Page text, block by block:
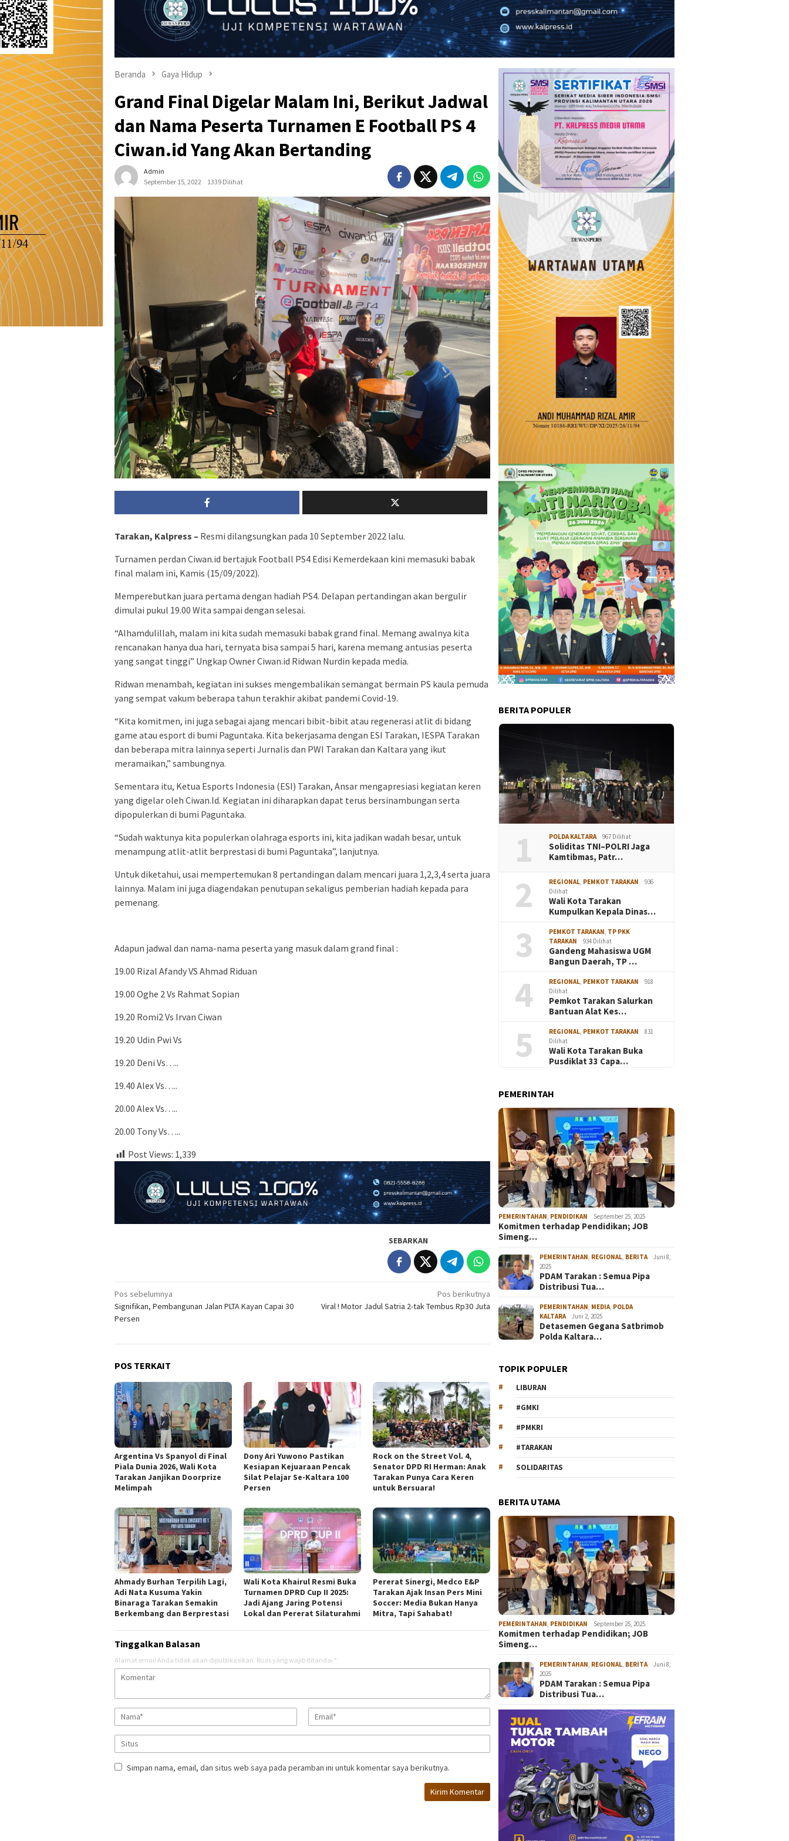
Beranda Gaya Hidup
Grand Final Digelar Malam Ini, Berikut Jadwal
dan Nama Peserta Turnamen E Football PS 4
Ciwan.id Yang Akan Bertanding
Admin
September 15, 2022
1339 Dilihat
Tarakan, Kalpress – Resmi dilangsungkan pada 10 September 2022 lalu.
Turnamen perdan Ciwan.id bertajuk Football PS4 Edisi Kemerdekaan kini memasuki babak
final malam ini, Kamis (15/09/2022).
Memperebutkan juara pertama dengan hadiah PS4. Delapan pertandingan akan bergulir
dimulai pukul 19.00 Wita sampai dengan selesai.
“Alhamdulillah, malam ini kita sudah memasuki babak grand final. Memang awalnya kita
rencanakan hanya dua hari, ternyata bisa sampai 5 hari, karena memang antusias peserta
yang sangat tinggi” Ungkap Owner Ciwan.id Ridwan Nurdin kepada media.
Ridwan menambah, kegiatan ini sukses mengembalikan semangat bermain PS kaula pemuda
yang sempat vakum beberapa tahun terakhir akibat pandemi Covid-19.
“Kita komitmen, ini juga sebagai ajang mencari bibit-bibit atau regenerasi atlit di bidang
game atau esport di bumi Paguntaka. Kita bekerjasama dengan ESI Tarakan, IESPA Tarakan
dan beberapa mitra lainnya seperti Jurnalis dan PWI Tarakan dan Kaltara yang ikut
meramaikan,” sambungnya.
Sementara itu, Ketua Esports Indonesia (ESI) Tarakan, Ansar mengapresiasi kegiatan keren
yang digelar oleh Ciwan.Id. Kegiatan ini diharapkan dapat terus bersinambungan serta
dipopulerkan di bumi Paguntaka.
“Sudah waktunya kita populerkan olahraga esports ini, kita jadikan wadah besar, untuk
menampung atlit-atlit berprestasi di bumi Paguntaka”, lanjutnya.
Untuk diketahui, usai mempertemukan 8 pertandingan dalam mencari juara 1,2,3,4 serta juara
lainnya. Malam ini juga diagendakan penutupan sekaligus pemberian hadiah kepada para
pemenang.
Adapun jadwal dan nama-nama peserta yang masuk dalam grand final :
19.00 Rizal Afandy VS Ahmad Riduan
19.00 Oghe 2 Vs Rahmat Sopian
19.20 Romi2 Vs Irvan Ciwan
19.20 Udin Pwi Vs
19.20 Deni Vs…..
19.40 Alex Vs…..
20.00 Alex Vs…..
20.00 Tony Vs…..
Post Views: 1,339
SEBARKAN
Navigasi
pos
Pos sebelumnya
Signifikan, Pembangunan Jalan PLTA Kayan Capai 30
Persen
Pos berikutnya
Viral ! Motor Jadul Satria 2-tak Tembus Rp30 Juta
POS TERKAIT
Argentina Vs Spanyol di Final
Piala Dunia 2026, Wali Kota
Tarakan Janjikan Doorprize
Melimpah
Dony Ari Yuwono Pastikan
Kesiapan Kejuaraan Pencak
Silat Pelajar Se-Kaltara 100
Persen
Rock on the Street Vol. 4,
Senator DPD RI Herman: Anak
Tarakan Punya Cara Keren
untuk Bersuara!
Ahmady Burhan Terpilih Lagi,
Adi Nata Kusuma Yakin
Binaraga Tarakan Semakin
Berkembang dan Berprestasi
Wali Kota Khairul Resmi Buka
Turnamen DPRD Cup II 2025:
Jadi Ajang Jaring Potensi
Lokal dan Pererat Silaturahmi
Pererat Sinergi, Medco E&P
Tarakan Ajak Insan Pers Mini
Soccer: Media Bukan Hanya
Mitra, Tapi Sahabat!
Tinggalkan Balasan
Alamat email Anda tidak akan dipublikasikan. Ruas yang wajib ditandai *
Simpan nama, email, dan situs web saya pada peramban ini untuk komentar saya berikutnya.
BERITA POPULER
1 POLDA KALTARA 967 Dilihat
Soliditas TNI–POLRI Jaga
Kamtibmas, Patr…
2 REGIONAL PEMKOT TARAKAN
936
Dilihat
Wali Kota Tarakan
Kumpulkan Kepala Dinas…
3 PEMKOT TARAKAN TP PKK
TARAKAN
934 Dilihat
Gandeng Mahasiswa UGM
Bangun Daerah, TP …
4 REGIONAL PEMKOT TARAKAN
918
Dilihat
Pemkot Tarakan Salurkan
Bantuan Alat Kes…
5 REGIONAL PEMKOT TARAKAN
831
Dilihat
Wali Kota Tarakan Buka
Pusdiklat 33 Capa…
PEMERINTAH
PEMERINTAHAN PENDIDIKAN September 25, 2025
Komitmen terhadap Pendidikan; JOB
Simeng…
PEMERINTAHAN REGIONAL BERITA
Juni 8,
2025
PDAM Tarakan : Semua Pipa
Distribusi Tua…
PEMERINTAHAN MEDIA POLDA
KALTARA
Juni 2, 2025
Detasemen Gegana Satbrimob
Polda Kaltara…
TOPIK POPULER
LIBURAN
#GMKI
#PMKRI
#TARAKAN
SOLIDARITAS
BERITA UTAMA
PEMERINTAHAN, PENDIDIKAN September 25, 2025
Komitmen terhadap Pendidikan; JOB
Simeng…
PEMERINTAHAN, REGIONAL, BERITA
Juni 8,
2025
PDAM Tarakan : Semua Pipa
Distribusi Tua…